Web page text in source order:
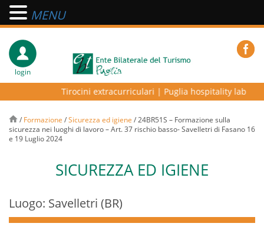
login
Tirocini extracurriculari| Puglia hospitality lab –
/ Formazione /Sicurezza ed igiene /24BR51S – Formazione sulla
sicurezza nei luoghi di lavoro – Art. 37 rischio basso- Savelletri di Fasano 16
e 19 Luglio 2024
SICUREZZA ED IGIENE
Luogo: Savelletri (BR)
MENU